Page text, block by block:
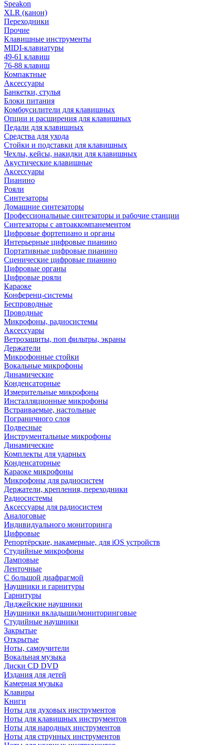
Speakon
XLR (канон)
Переходники
Прочие
Клавишные инструменты
MIDI-клавиатуры
49-61 клавиш
76-88 клавиш
Компактные
Аксессуары
Банкетки, стулья
Блоки питания
Комбоусилители для клавишных
Опции и расширения для клавишных
Педали для клавишных
Средства для ухода
Стойки и подставки для клавишных
Чехлы, кейсы, накидки для клавишных
Акустические клавишные
Аксессуары
Пианино
Рояли
Синтезаторы
Домашние синтезаторы
Профессиональные синтезаторы и рабочие станции
Синтезаторы с автоаккомпанементом
Цифровые фортепиано и органы
Интерьерные цифровые пианино
Портативные цифровые пианино
Сценические цифровые пианино
Цифровые органы
Цифровые рояли
Караоке
Конференц-системы
Беспроводные
Проводные
Микрофоны, радиосистемы
Аксессуары
Ветрозащиты, поп фильтры, экраны
Держатели
Микрофонные стойки
Вокальные микрофоны
Динамические
Конденсаторные
Измерительные микрофоны
Инсталляционные микрофоны
Встраиваемые, настольные
Пограничного слоя
Подвесные
Инструментальные микрофоны
Динамические
Комплекты для ударных
Конденсаторные
Караоке микрофоны
Микрофоны для радиосистем
Держатели, крепления, переходники
Радиосистемы
Аксессуары для радиосистем
Аналоговые
Индивидуального мониторинга
Цифровые
Репортёрские, накамерные, для iOS устройств
Студийные микрофоны
Ламповые
Ленточные
С большой диафрагмой
Наушники и гарнитуры
Гарнитуры
Диджейские наушники
Наушники вкладыши/мониторинговые
Студийные наушники
Закрытые
Открытые
Ноты, самоучители
Вокальная музыка
Диски CD DVD
Издания для детей
Камерная музыка
Клавиры
Книги
Ноты для духовых инструментов
Ноты для клавишных инструментов
Ноты для народных инструментов
Ноты для струнных инструментов